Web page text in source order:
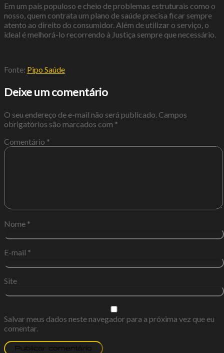
Em um país populoso e cheio de problemas estruturais como o
nosso, quem contrata um plano de saúde precisa ficar sempre
atento ao direito do consumidor. Além de utilizar o serviço, o
ideal é melhorá-lo recorrendo à Justiça sempre que necessário.
Fonte: Pipo Saúde
Deixe um comentário
O seu endereço de e-mail não será publicado. Campos
obrigatórios são marcados com *
Comentário *
Nome *
E-mail *
Site
Salvar meus dados neste navegador para a próxima vez que eu
comentar.